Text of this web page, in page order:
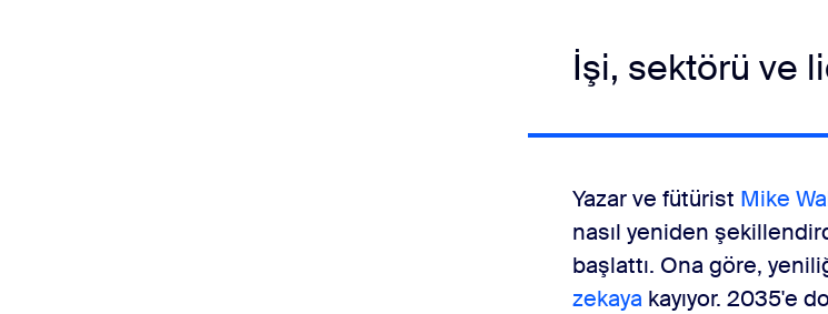
İşi, sektörü ve
Yazar ve fütürist Mike
nasıl yeniden
başlattı. Ona göre,
zekaya kayıyor. 2035'e